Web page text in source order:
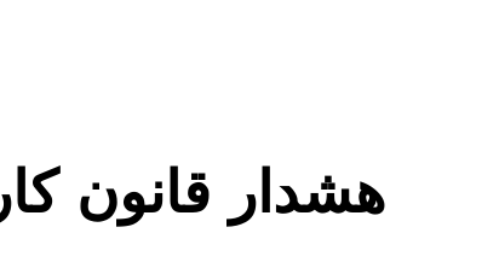
هشدار قانون کار